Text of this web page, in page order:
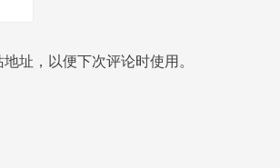
址，以便下次评论时使用。